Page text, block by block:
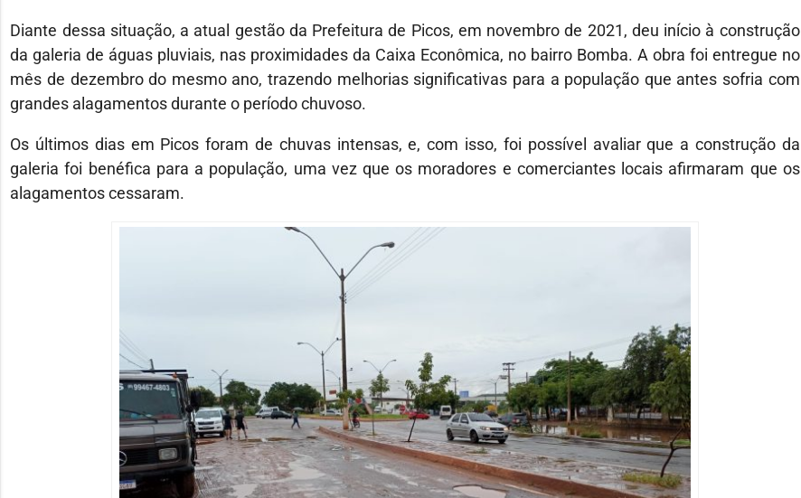
Diante dessa situação, a atual gestão da Prefeitura de Picos, em novembro de 2021, deu início à construção
da galeria de águas pluviais, nas proximidades da Caixa Econômica, no bairro Bomba. A obra foi entregue no
mês de dezembro do mesmo ano, trazendo melhorias significativas para a população que antes sofria com
grandes alagamentos durante o período chuvoso.
Os últimos dias em Picos foram de chuvas intensas, e, com isso, foi possível avaliar que a construção da
galeria foi benéfica para a população, uma vez que os moradores e comerciantes locais afirmaram que os
alagamentos cessaram.